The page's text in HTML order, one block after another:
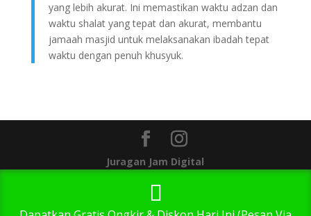
yang lebih akurat. Ini memastikan waktu adzan dan
waktu shalat yang tepat dan akurat, membantu
jamaah masjid untuk melaksanakan ibadah tepat
waktu dengan penuh khusyuk.
Juragan Jam Digital